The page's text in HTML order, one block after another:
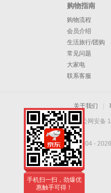
购物指南
购物流程
会员介绍
生活旅行/团购
常见问题
大家电
联系客服
关于我们
京公网安备
Copyright © 2004 - 2026
手机扫一扫，劲爆优
惠触手可得！
手机扫一扫，劲爆优
惠触手可得！